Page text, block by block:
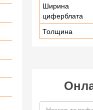
Ширина
циферблата
Толщина